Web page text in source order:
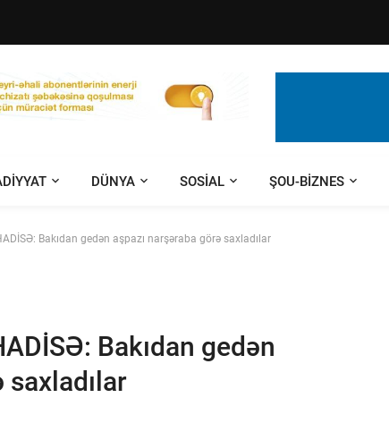
DÜNYA SOSIAL ŞOU-BIZNES
Bakıdan gedən aşpazı narşəraba görə saxladılar
Bakıdan gedən
saxladılar